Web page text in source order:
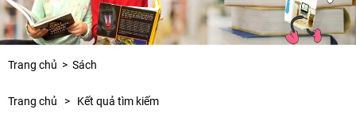
Trang chủ > Sách
Trang chủ > Kết quả tìm kiếm